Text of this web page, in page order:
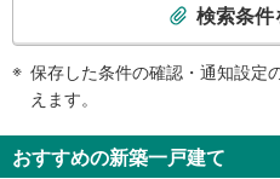
知
を
検索条件
保存した条件の確認・通知設定
えます。
おすすめの新築一戸建て